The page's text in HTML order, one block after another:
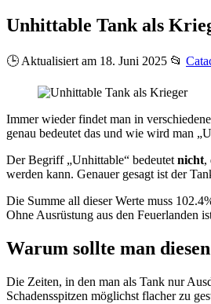
Unhittable Tank als
🕒 Aktualisiert am 18. Juni 2025 📂
Immer wieder findet man in
genau bedeutet das und wie wird man
Der Begriff „Unhittable“ bedeutet nicht,
werden kann. Genauer gesagt ist der
Die Summe all dieser Werte muss
Ohne Ausrüstung aus den Feuerlanden
Warum sollte man
Die Zeiten, in den man als Tank nur
Schadensspitzen möglichst flacher zu